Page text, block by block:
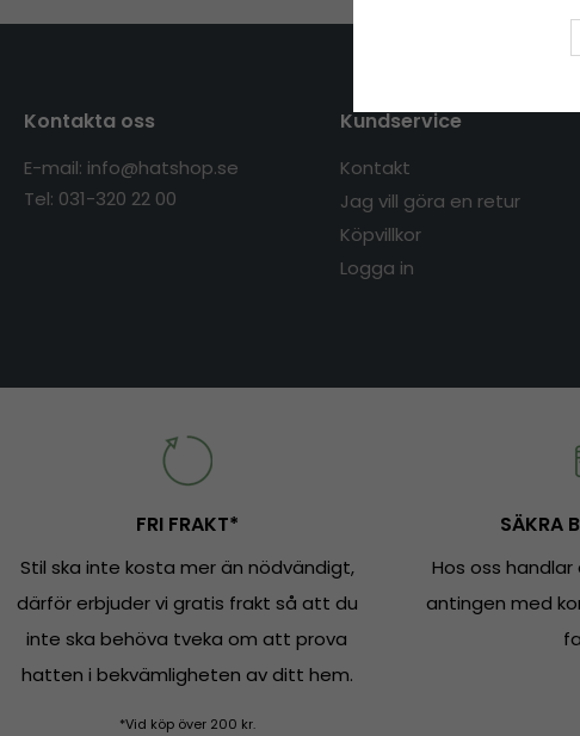
Kontakta oss
E-mail: info@hatshop.se
Tel: 031-320 22 00
Kundservice
Kontakt
Jag vill göra en retur
Köpvillkor
Logga in
FRI FRAKT*
Stil ska inte kosta mer än nödvändigt,
därför erbjuder vi gratis frakt så att du
inte ska behöva tveka om att prova
hatten i bekvämligheten av ditt hem.
*Vid köp över 200 kr.
SÄKRA
Hos oss
antingen med